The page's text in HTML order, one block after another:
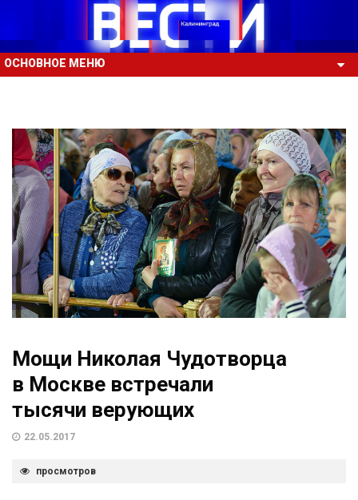
ОСНОВНОЕ МЕНЮ
Мощи Николая Чудотворца
в Москве встречали
тысячи верующих
22.05.2017
просмотров